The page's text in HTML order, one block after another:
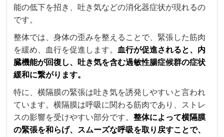
能の低下を招き、吐き気などの消化器症状が現れるの
です。
整体では、身体の歪みを整えることで、緊張した筋肉
を緩め、血行を促進します。
血行が促進されると、内
臓機能が回復し、吐き気を含む過敏性腸症候群の症状
緩和に繋がります。
特に、横隔膜の緊張は吐き気を誘発しやすいと言われ
ています。横隔膜は呼吸に関わる筋肉であり、ストレ
スの影響を受けやすい部分です。整体によって横隔膜
の緊張を和らげ、スムーズな呼吸を取り戻すことで、